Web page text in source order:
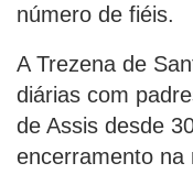
número de fiéis.
A Trezena de
diárias com
de Assis desde
encerramento na